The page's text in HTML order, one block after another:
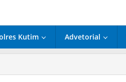
Kutim Advetorial